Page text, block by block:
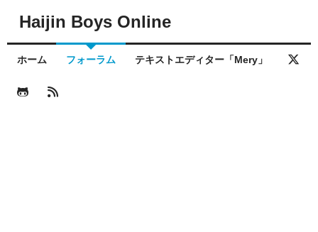
Haijin Boys Online
ホーム フォーラム テキストエディター「Mery」